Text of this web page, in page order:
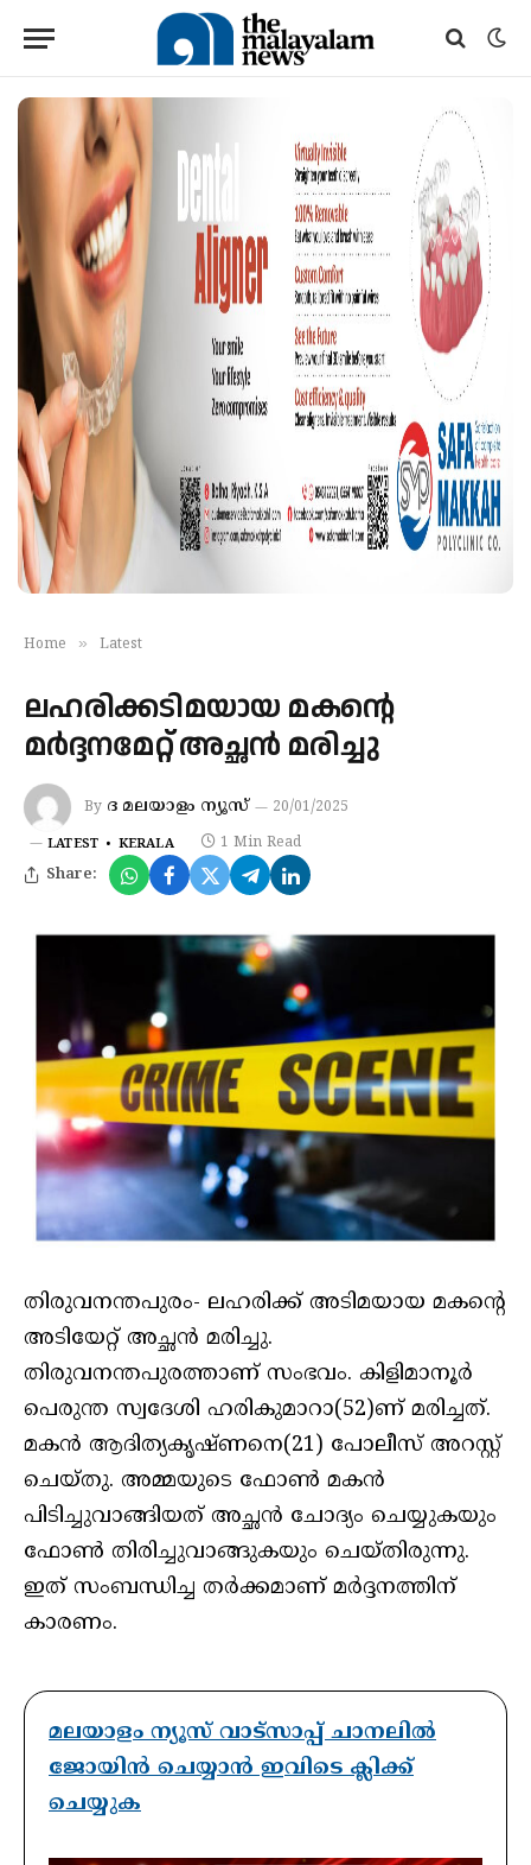
Home » Latest
ലഹരിക്കടിമയായ മകന്റെ
മർദ്ദനമേറ്റ് അച്ഛൻ മരിച്ചു
By ദ മലയാളം ന്യൂസ് 20/01/2025
LATEST KERALA 1 Min Read
Share:
തിരുവനന്തപുരം- ലഹരിക്ക് അടിമയായ മകന്റെ
അടിയേറ്റ് അച്ഛൻ മരിച്ചു.
തിരുവനന്തപുരത്താണ് സംഭവം. കിളിമാനൂർ
പെരുന്ത സ്വദേശി ഹരികുമാറാ(52)ണ് മരിച്ചത്.
മകൻ ആദിത്യകൃഷ്ണനെ(21) പോലീസ് അറസ്റ്റ്
ചെയ്തു. അമ്മയുടെ ഫോൺ മകൻ
പിടിച്ചുവാങ്ങിയത് അച്ഛൻ ചോദ്യം ചെയ്യുകയും
ഫോൺ തിരിച്ചുവാങ്ങുകയും ചെയ്തിരുന്നു.
ഇത് സംബന്ധിച്ച തർക്കമാണ് മർദ്ദനത്തിന്
കാരണം.
മലയാളം ന്യൂസ് വാട്സാപ്പ് ചാനലിൽ
ജോയിൻ ചെയ്യാൻ ഇവിടെ ക്ലിക്ക്
ചെയ്യുക